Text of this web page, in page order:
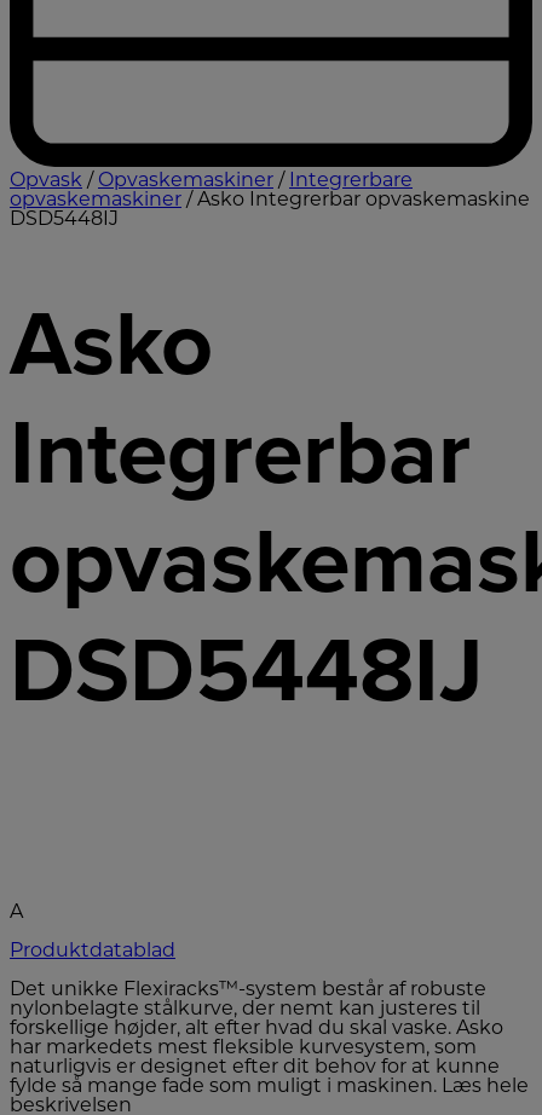
Opvask / Opvaskemaskiner /
Integrerbare
opvaskemaskiner / Asko Integrerbar opvaskemaskine
DSD5448IJ
Asko
Integrerbar
DSD5448IJ
A
Produktdatablad
Det unikke Flexiracks™-system består af robuste
nylonbelagte stålkurve, der nemt kan justeres til
forskellige højder, alt efter hvad du skal vaske. Asko
har markedets mest fleksible kurvesystem, som
naturligvis er designet efter dit behov for at kunne
fylde så mange fade som muligt i maskinen. Læs hele
beskrivelsen